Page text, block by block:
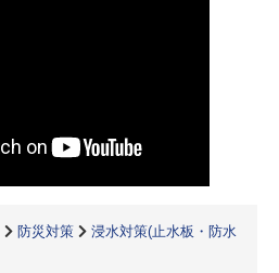
防災対策
浸水対策(止水板・防水